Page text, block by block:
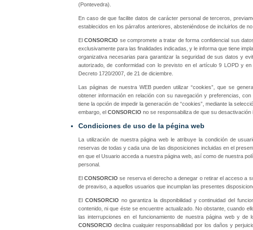
(Pontevedra).
En caso de que facilite datos de carácter personal de terceros,
establecidos en los párrafos anteriores, absteniéndose de incluirlos de
ElCONSORCIO se compromete a tratar de forma confidencial sus
exclusivamente para las finalidades indicadas, y le informa que tiene
organizativa necesarias para garantizar la seguridad de sus datos y
autorizado, de conformidad con lo previsto en el artículo 9 LOPD y
Decreto 1720/2007, de 21 de diciembre.
Las páginas de nuestra WEB pueden utilizar “cookies”, que se
obtener información en relación con su navegación y preferencias,
tiene la opción de impedir la generación de “cookies”, mediante la
embargo, el CONSORCIO no se responsabiliza de que su desactivación
Condiciones de uso de la pégina web
La utilización de nuestra página web le atribuye la condición de
reservas de todas y cada una de las disposiciones incluidas en el
en que el Usuario acceda a nuestra página web, así como de nuestra
personal.
ElCONSORCIO se reserva el derecho a denegar o retirar el acceso a
de preaviso, a aquellos usuarios que incumplan las presentes
El CONSORCIO no garantiza la disponibilidad y continuidad del
contenido, ni que éste se encuentre actualizado. No obstante, cuando
las interrupciones en el funcionamiento de nuestra página web y
CONSORCIO declina cualquier responsabilidad por los daños y